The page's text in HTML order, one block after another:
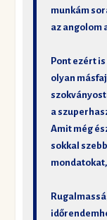
munkám
az angolom
Pont ezért
olyan
a
Amit még
sokkal